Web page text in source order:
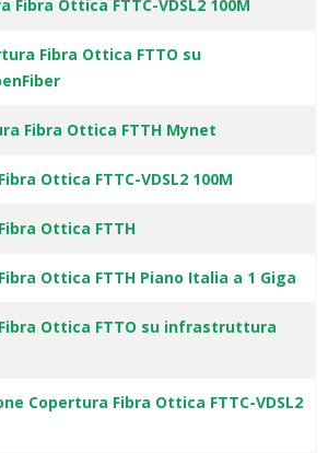
Fibra Ottica FTTC-VDSL2 100M
Fibra Ottica FTTO su
Fibra Ottica FTTH Mynet
Ottica FTTC-VDSL2 100M
Ottica FTTH
Ottica FTTH Piano Italia a 1 Giga
Ottica FTTO su infrastruttura
Copertura Fibra Ottica FTTC-VDSL2